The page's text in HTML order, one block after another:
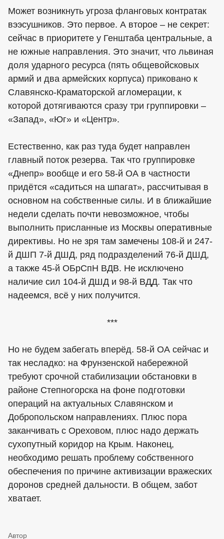
Может возникнуть угроза фланговых контратак
вээсушников. Это первое. А второе – не секрет:
сейчас в приоритете у Генштаба центральные, а
не южные направления. Это значит, что львиная
доля ударного ресурса (пять общевойсковых
армий и два армейских корпуса) приковано к
Славянско-Краматорской агломерации, к
которой дотягиваются сразу три группировки –
«Запад», «Юг» и «Центр».
Естественно, как раз туда будет направлен
главный поток резерва. Так что группировке
«Днепр» вообще и его 58-й ОА в частности
придётся «садиться на шпагат», рассчитывая в
основном на собственные силы. И в ближайшие
недели сделать почти невозможное, чтобы
выполнить присланные из Москвы оперативные
директивы. Но не зря там замечены 108-й и 247-
й ДШП 7-й ДШД, ряд подразделений 76-й ДШД,
а также 45-й ОБрСпН ВДВ. Не исключено
наличие сил 104-й ДШД и 98-й ВДД. Так что
надеемся, всё у них получится.
***
Но не будем забегать вперёд. 58-й ОА сейчас и
так несладко: на Фрунзенской набережной
требуют срочной стабилизации обстановки в
районе Степногорска на фоне подготовки
операций на актуальных Славянском и
Добропольском направлениях. Плюс пора
заканчивать с Ореховом, плюс надо держать
сухопутный коридор на Крым. Наконец,
необходимо решать проблему собственного
обеспечения по причине активизации вражеских
доронов средней дальности. В общем, забот
хватает.